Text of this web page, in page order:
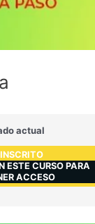
actual
ESTE CURSO PARA
ACCESO